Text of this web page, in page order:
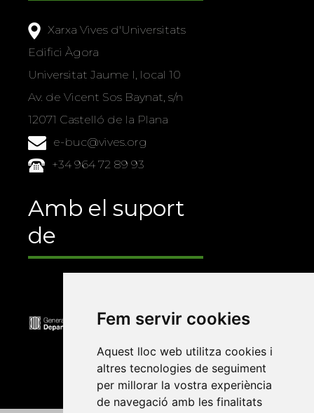
Fem servir cookies
Aquest lloc web utilitza cookies i
altres tecnologies de seguiment
per millorar la vostra experiència
de navegació amb les finalitats
Xarxa Vives d'Universitats
Edifici Àgora
Universitat Jaume I, local 10
Av. de Vicent Sos Baynat, s/n
12071 Castelló de la Plana
e-buc@vives.org
+34 964 72 89 93
Amb el suport
de